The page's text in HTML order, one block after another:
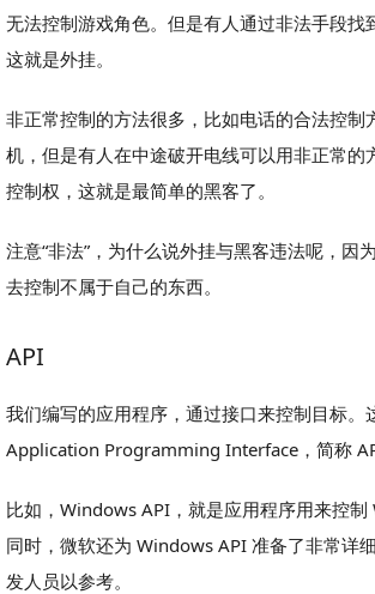
无法控制游戏角色。但是有人通过非法手段找
这就是外挂。
非正常控制的方法很多，比如电话的合法控制
机，但是有人在中途破开电线可以用非正常的
控制权，这就是最简单的黑客了。
注意“非法”，为什么说外挂与黑客违法呢，因
去控制不属于自己的东西。
API
我们编写的应用程序，通过接口来控制目标。
Application Programming Interface，简称
比如，Windows API，就是应用程序用来控制
同时，微软还为 Windows API 准备了非常详
发人员以参考。